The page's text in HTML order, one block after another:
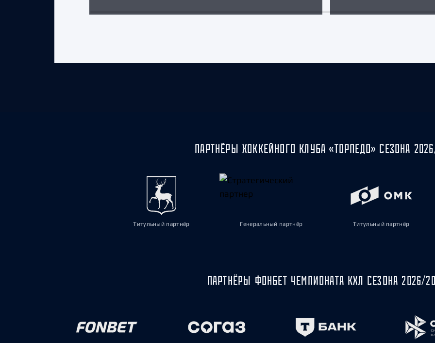
ПАРТНЁРЫ ХОККЕЙНОГО КЛУБА «ТОРПЕДО» СЕЗОНА
Титульный партнёр Генеральный партнёр Титульный партнёр
ПАРТНЁРЫ ФОНБЕТ ЧЕМПИОНАТА КХЛ СЕЗОНА 2026/